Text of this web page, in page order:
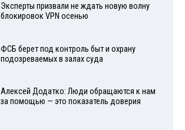
Эксперты призвали не ждать новую волну
блокировок VPN осенью
ФСБ берет под контроль быт и охрану
подозреваемых в залах суда
Алексей Додатко: Люди обращаются к нам
за помощью — это показатель доверия